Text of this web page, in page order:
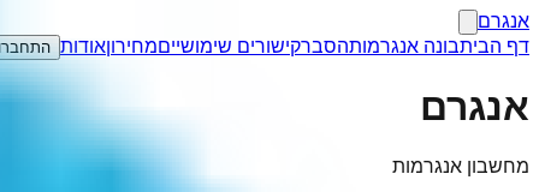
אנגרם
דף הביתבונה אנגרמותהסברקישורים שימושייםמחירוןאודות
אנגרם
מחשבון אנגרמות